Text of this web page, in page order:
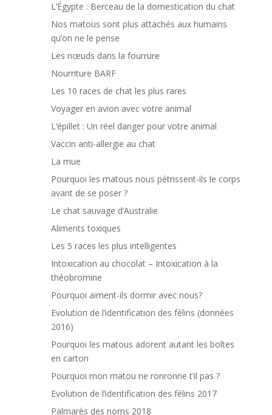
L’Égypte : Berceau de la domestication du chat
Nos matous sont plus attachés aux humains
qu’on ne le pense
Les nœuds dans la fourrure
Nourriture BARF
Les 10 races de chat les plus rares
Voyager en avion avec votre animal
L’épillet : Un réel danger pour votre animal
Vaccin anti-allergie au chat
La mue
Pourquoi les matous nous pétrissent-ils le corps
avant de se poser ?
Le chat sauvage d’Australie
Aliments toxiques
Les 5 races les plus intelligentes
Intoxication au chocolat – Intoxication à la
théobromine
Pourquoi aiment-ils dormir avec nous?
Evolution de l’identification des félins (données
2016)
Pourquoi les matous adorent autant les boîtes
en carton
Pourquoi mon matou ne ronronne t’il pas ?
Evolution de l’identification des félins 2017
Palmarès des noms 2018